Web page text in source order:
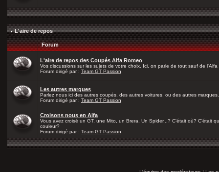
L'aire de repos
Forum
L'aire de repos des Coupés Alfa Romeo
Vos discussions sur les sujets de votre choix. Ici, on parle de tout sauf de l'Alfa
Forum dirigé par : Team GT Passion
Les autres marques
Parlez nous ici des autres coupés, des autres voitures, ou des autres marques.
Forum dirigé par : Team GT Passion
Croisons nous en Alfa
Vous avez croisé un GT, une Mito, un Brera, Un Spider...? C'était où? C'était
couleur?
Forum dirigé par : Team GT Passion